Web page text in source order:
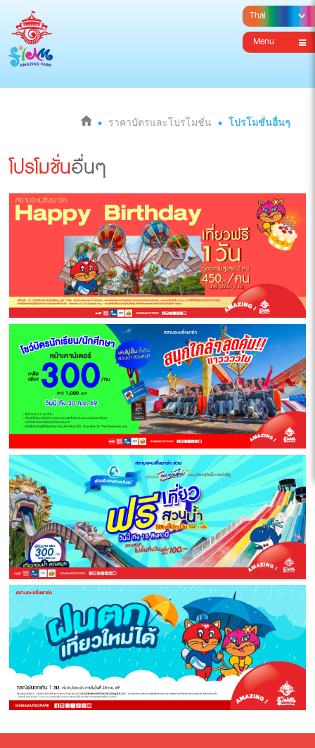
Menu
ราคาบัตรและโปรโมชั่น โปรโมชั่นอื่นๆ
โปรโมชั่นอื่นๆ